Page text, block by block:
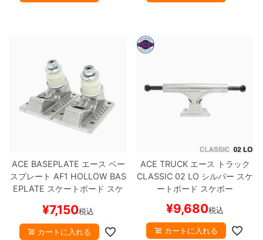
ACE BASEPLATE エース ベー
スプレート AF1 HOLLOW BAS
EPLATE スケートボード スケ
¥7,150税込
カートに入れる
ACE TRUCKエース トラック
CLASSIC 02 LO シルバー スケ
ートボード スケボー
¥9,680税込
カートに入れる